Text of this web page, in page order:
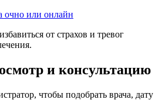
очно или онлайн
от страхов и тревог
и консультацию​
чтобы подобрать врача, дату